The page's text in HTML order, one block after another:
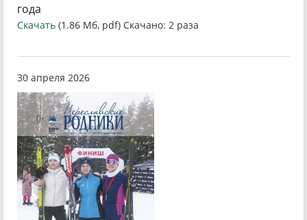
года
Скачать (1.86 Мб, pdf) Скачано: 2 раза
30 апреля 2026